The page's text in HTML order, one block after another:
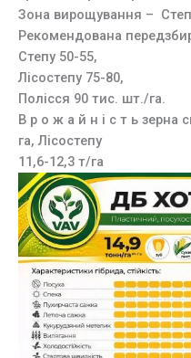
Зона вирощування –
Рекомендована
Степу 50-55,
Лісостепу 75-80,
Полісся 90 тис. шт./га.
В р о ж а й н і с т ь зерна
га, Лісостепу
11,6-12,3 т/га